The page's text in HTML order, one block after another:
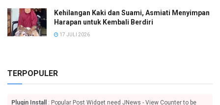
Kehilangan Kaki dan Suami, Asmiati Menyimpan
Harapan untuk Kembali Berdiri
17 JULI 2026
TERPOPULER
Plugin Install : Popular Post Widget need JNews - View Counter to be